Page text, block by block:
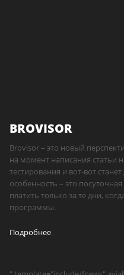
BROVISOR
Brovisor – это новый
на момент написания статьи
тестирования и вот-вот
особенность – это
платить только за те дни,
программы.
Подробнее